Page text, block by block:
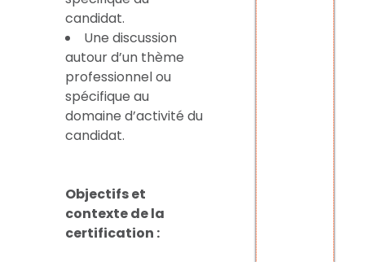
candidat.
Une discussion
autour d’un thème
professionnel ou
spécifique au
domaine d’activité du
candidat.
Objectifs et
contexte de la
certification :